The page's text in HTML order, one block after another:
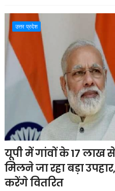
उत्तर प्रदेश
यूपी में गांवों के 17 लाख से
मिलने जा रहा बड़ा
करेंगे वितरित